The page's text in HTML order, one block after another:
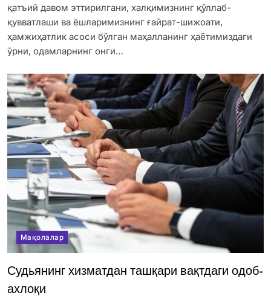
қатъий давом эттирилгани, халқимизнинг қўллаб-
қувватлаши ва ёшларимизнинг ғайрат-шижоати,
ҳамжиҳатлик асоси бўлган маҳалланинг ҳаётимиздаги
ўрни, одамларнинг онги…
Мақолалар
Судьянинг хизматдан ташқари вақтдаги одоб-
ахлоқи